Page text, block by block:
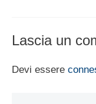
Lascia un
Devi essere